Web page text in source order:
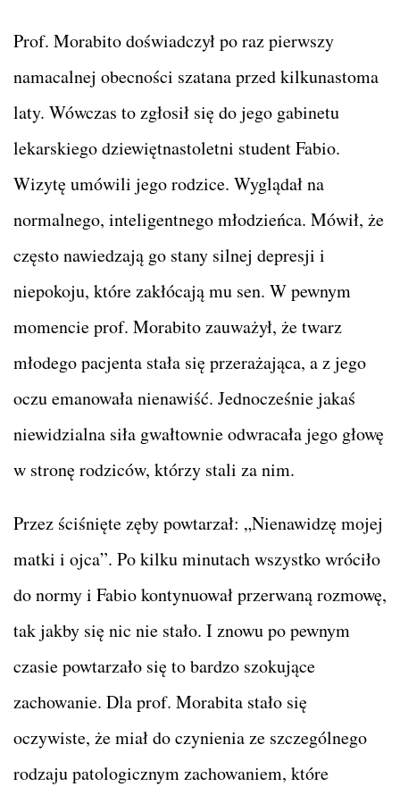
Prof. Morabito doświadczył po raz pierwszy
namacalnej obecności szatana przed kilkunastoma
laty. Wówczas to zgłosił się do jego gabinetu
lekarskiego dziewiętnastoletni student Fabio.
Wizytę umówili jego rodzice. Wyglądał na
normalnego, inteligentnego młodzieńca. Mówił, że
często nawiedzają go stany silnej depresji i
niepokoju, które zakłócają mu sen. W pewnym
momencie prof. Morabito zauważył, że twarz
młodego pacjenta stała się przerażająca, a z jego
oczu emanowała nienawiść. Jednocześnie jakaś
niewidzialna siła gwałtownie odwracała jego głowę
w stronę rodziców, którzy stali za nim.
Przez ściśnięte zęby powtarzał: „Nienawidzę mojej
matki i ojca”. Po kilku minutach wszystko wróciło
do normy i Fabio kontynuował przerwaną rozmowę,
tak jakby się nic nie stało. I znowu po pewnym
czasie powtarzało się to bardzo szokujące
zachowanie. Dla prof. Morabita stało się
oczywiste, że miał do czynienia ze szczególnego
rodzaju patologicznym zachowaniem, które